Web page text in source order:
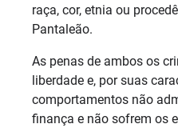
raça, cor, etnia ou
Pantaleão.
As penas de ambos os
liberdade e, por suas
comportamentos não
finança e não sofrem os